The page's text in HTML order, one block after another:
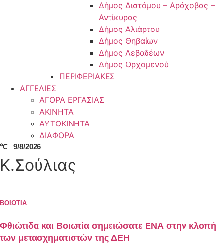
Δήμος Διστόμου – Αράχοβας –
Αντίκυρας
Δήμος Αλιάρτου
Δήμος Θηβαίων
Δήμος Λεβαδέων
Δήμος Ορχομενού
ΠΕΡΙΦΕΡΙΑΚΕΣ
ΑΓΓΕΛΙΕΣ
ΑΓΟΡΑ ΕΡΓΑΣΙΑΣ
ΑΚΙΝΗΤΑ
ΑΥΤΟΚΙΝΗΤΑ
ΔΙΑΦΟΡΑ
℃ 9/8/2026
Κ.Σούλιας
ΒΟΙΩΤΙΑ
Φθιώτιδα και Βοιωτία σημειώσατε ΕΝΑ στην κλοπή
των μετασχηματιστών της ΔΕΗ